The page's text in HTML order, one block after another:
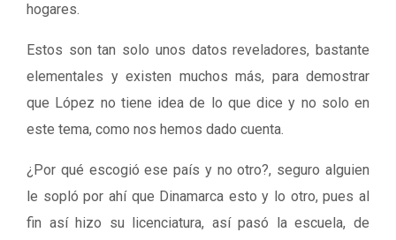
hogares.
Estos son tan solo unos datos reveladores, bastante
elementales y existen muchos más, para demostrar
que López no tiene idea de lo que dice y no solo en
este tema, como nos hemos dado cuenta.
¿Por qué escogió ese país y no otro?, seguro alguien
le sopló por ahí que Dinamarca esto y lo otro, pues al
fin así hizo su licenciatura, así pasó la escuela, de